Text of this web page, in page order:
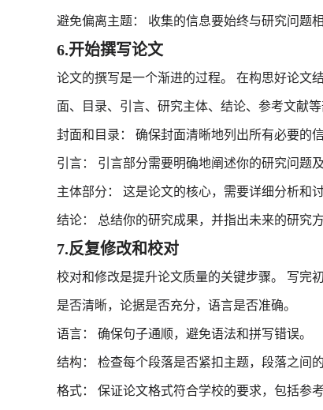
避免偏离主题： 收集的信息要始终与研究问题相
6.开始撰写论文
论文的撰写是一个渐进的过程。 在构思好论文
面、目录、引言、研究主体、结论、参考文献等
封面和目录： 确保封面清晰地列出所有必要的
引言： 引言部分需要明确地阐述你的研究问题及
主体部分： 这是论文的核心，需要详细分析和
结论： 总结你的研究成果，并指出未来的研究方
7.反复修改和校对
校对和修改是提升论文质量的关键步骤。 写完
是否清晰，论据是否充分，语言是否准确。
语言： 确保句子通顺，避免语法和拼写错误。
结构： 检查每个段落是否紧扣主题，段落之间
格式： 保证论文格式符合学校的要求，包括参